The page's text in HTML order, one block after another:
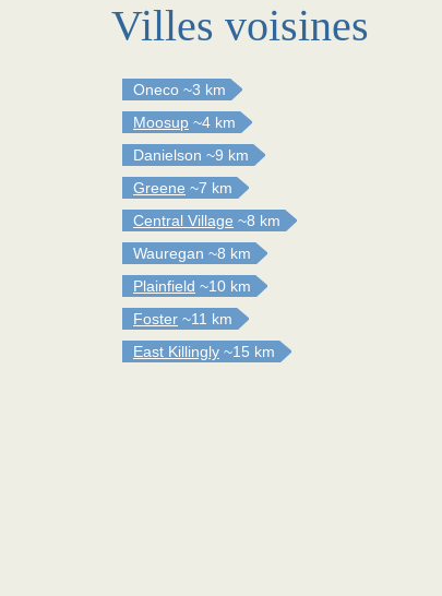
Villes voisines
Oneco ~3 km
Moosup ~4 km
Danielson ~9 km
Greene ~7 km
Central Village ~8 km
Wauregan ~8 km
Plainfield ~10 km
Foster ~11 km
East Killingly ~15 km